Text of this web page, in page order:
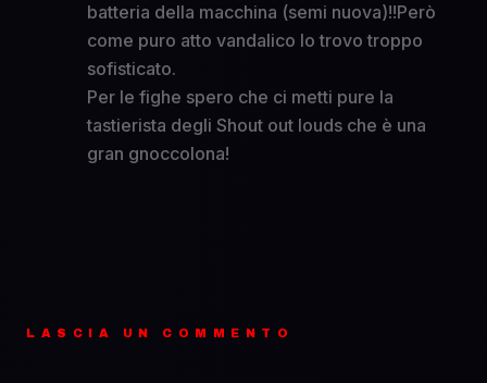
batteria della macchina (semi nuova)!!Però
come puro atto vandalico lo trovo troppo
sofisticato.
Per le fighe spero che ci metti pure la
tastierista degli Shout out louds che è una
gran gnoccolona!
LASCIA UN COMMENTO